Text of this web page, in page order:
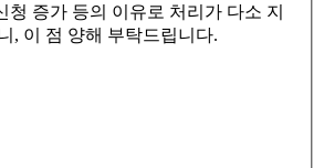
청 증가 등의 이유로 처리가 다소 지
, 이 점 양해 부탁드립니다.